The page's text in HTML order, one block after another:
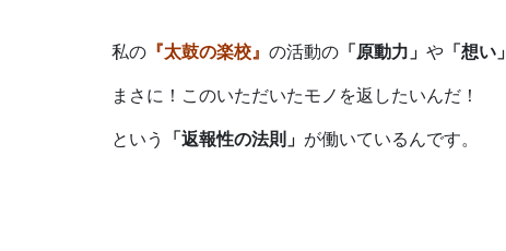
私の 『太鼓の楽校』 の活動の 「原動力」 や 「想い」
まさに！このいただいたモノを返したいんだ！
という
「返報性の法則」 が働いているんです。